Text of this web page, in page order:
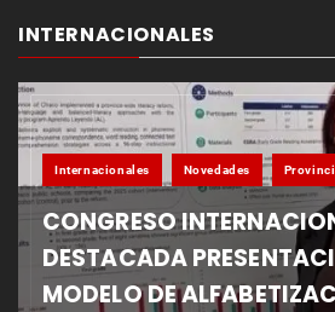
INTERNACIONALES
Internacionales Novedades
CONGRESO
DESTACADA
MODELO DE